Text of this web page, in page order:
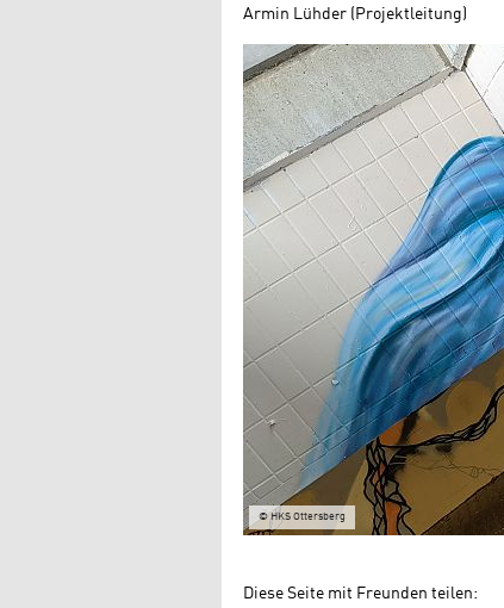
Armin Lühder (Projektleitung)
© HKS Ottersberg
Diese Seite mit Freunden teilen: